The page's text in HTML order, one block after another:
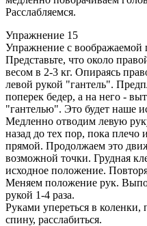
Расслабляемся.
Упражнение 15
Упражнение с воображаемой
Представьте, что около
весом в 2-3 кг. Опираясь
левой рукой "гантель".
поперек бедер, а на него -
"гантелью". Это будет наше
Медленно отводим левую
назад до тех пор, пока плечо
прямой. Продолжаем это
возможной точки. Грудная
исходное положение.
Меняем положение рук.
рукой 1-4 раза.
Руками упереться в коленки,
спину, расслабиться.